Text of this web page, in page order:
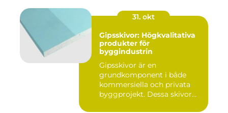
31. okt
Gipsskivor: Högkvalitativa
produkter för
byggindustrin
Gipsskivor är en
grundkomponent i både
kommersiella och privata
byggprojekt. Dessa skivor...